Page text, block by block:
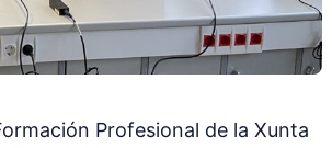
Profesional de la Xunta